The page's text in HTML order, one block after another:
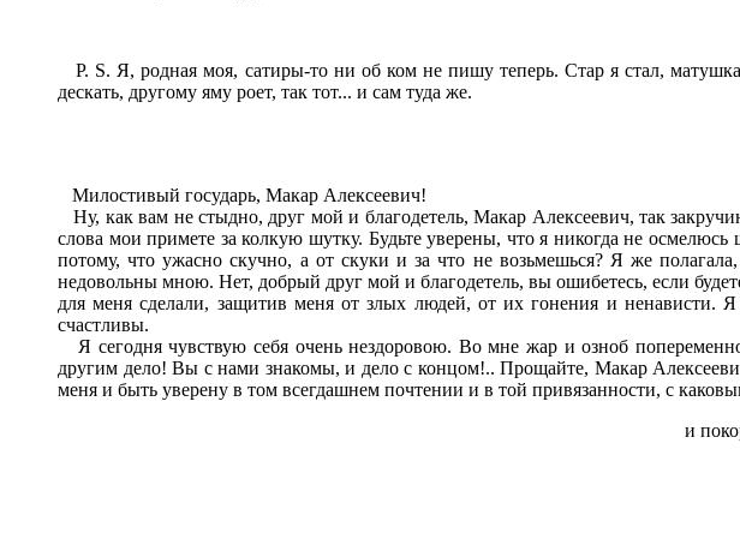
P. S. Я, родная моя, сатиры-то ни об ком не пишу теперь. Стар я стал,
дескать, другому яму роет, так тот... и сам туда же.
Милостивый государь, Макар Алексеевич!
Ну, как вам не стыдно, друг мой и благодетель, Макар Алексеевич, так
слова мои примете за колкую шутку. Будьте уверены, что я никогда не
потому, что ужасно скучно, а от скуки и за что не возьмешься? Я же
недовольны мною. Нет, добрый друг мой и благодетель, вы ошибетесь, если
для меня сделали, защитив меня от злых людей, от их гонения и ненависти.
счастливы.
Я сегодня чувствую себя очень нездоровою. Во мне жар и озноб
другим дело! Вы с нами знакомы, и дело с концом!.. Прощайте, Макар
меня и быть уверену в том всегдашнем почтении и в той привязанности, с
и